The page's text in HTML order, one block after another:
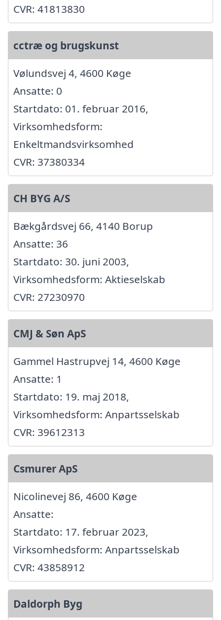
CVR: 41813830
cctræ og brugskunst
Vølundsvej 4, 4600 Køge
Ansatte: 0
Startdato: 01. februar 2016,
Virksomhedsform:
Enkeltmandsvirksomhed
CVR: 37380334
CH BYG A/S
Bækgårdsvej 66, 4140 Borup
Ansatte: 36
Startdato: 30. juni 2003,
Virksomhedsform: Aktieselskab
CVR: 27230970
CMJ & Søn ApS
Gammel Hastrupvej 14, 4600 Køge
Ansatte: 1
Startdato: 19. maj 2018,
Virksomhedsform: Anpartsselskab
CVR: 39612313
Csmurer ApS
Nicolinevej 86, 4600 Køge
Ansatte:
Startdato: 17. februar 2023,
Virksomhedsform: Anpartsselskab
CVR: 43858912
Daldorph Byg